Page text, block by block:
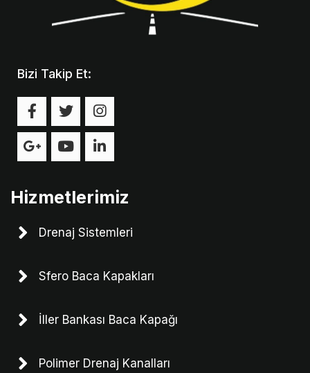
Bizi Takip Et:
Hizmetlerimiz
Drenaj Sistemleri
Sfero Baca Kapakları
İller Bankası Baca Kapağı
Polimer Drenaj Kanalları